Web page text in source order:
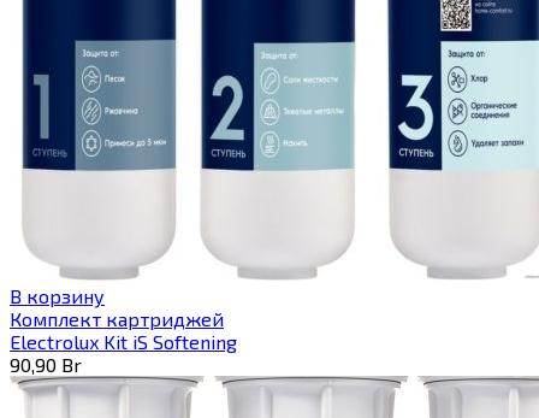
В корзину
Комплект картриджей
Electrolux Kit iS Softening
90,90 Br